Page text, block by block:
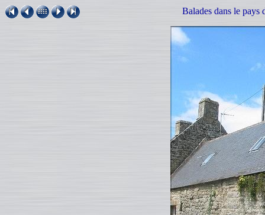
Balades dans le pays